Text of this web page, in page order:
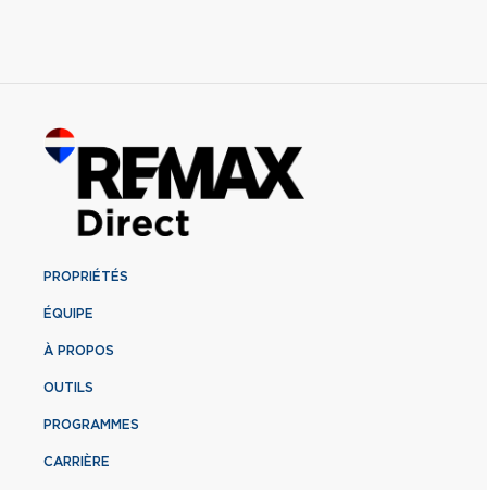
PROPRIÉTÉS
ÉQUIPE
À PROPOS
OUTILS
PROGRAMMES
CARRIÈRE